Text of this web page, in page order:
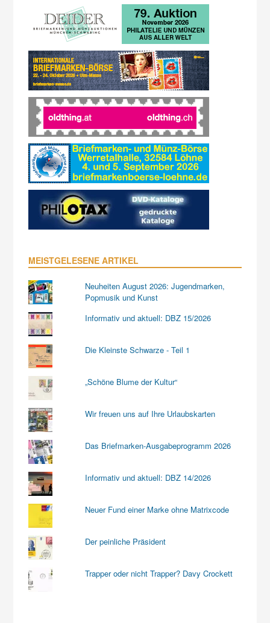
MEISTGELESENE ARTIKEL
Neuheiten August 2026: Jugendmarken,
Popmusik und Kunst
Informativ und aktuell: DBZ 15/2026
Die Kleinste Schwarze - Teil 1
„Schöne Blume der Kultur“
Wir freuen uns auf Ihre Urlaubskarten
Das Briefmarken-Ausgabeprogramm 2026
Informativ und aktuell: DBZ 14/2026
Neuer Fund einer Marke ohne Matrixcode
Der peinliche Präsident
Trapper oder nicht Trapper? Davy Crockett